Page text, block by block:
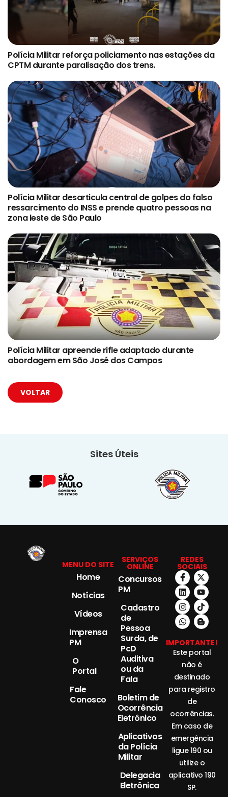
Polícia Militar reforça policiamento nas estações da
CPTM durante paralisação dos trens.
Polícia Militar desarticula central de golpes do falso
ressarcimento do INSS e prende quatro pessoas na
zona leste de São Paulo
Polícia Militar apreende rifle adaptado durante
abordagem em São José dos Campos
VOLTAR
Sites Úteis
MENU DO SITE
Home
Notícias
Vídeos
Imprensa
PM
O
Portal
Fale
Conosco
SERVIÇOS
ONLINE
Concursos
PM
Cadastro
de
Pessoa
Surda, de
PcD
Auditiva
ou da
Fala
Boletim de
Ocorrência
Eletrônico
Aplicativos
da Polícia
Militar
Delegacia
Eletrônica
REDES
SOCIAIS
IMPORTANTE!
Este portal
não é
destinado
para registro
de
ocorrências.
Em caso de
emergência
ligue 190 ou
utilize o
aplicativo 190
SP.